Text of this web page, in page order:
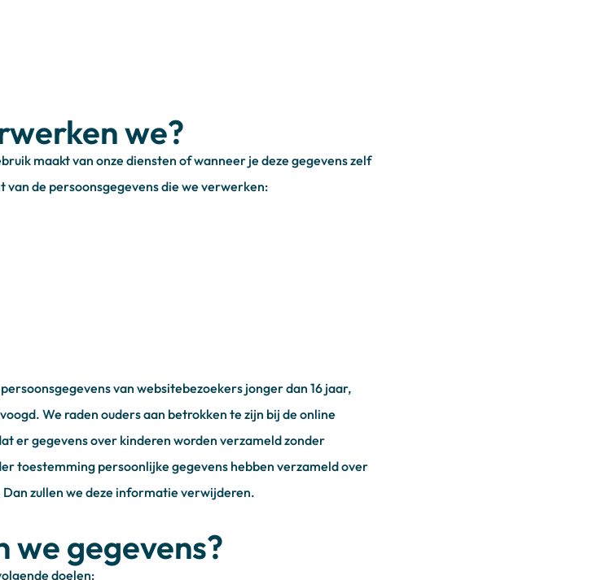
we?
maakt van onze diensten of wanneer je deze gegevens zelf
de persoonsgegevens die we verwerken:
van websitebezoekers jonger dan 16 jaar,
We raden ouders aan betrokken te zijn bij de online
er gegevens over kinderen worden verzameld zonder
toestemming persoonlijke gegevens hebben verzameld over
zullen we deze informatie verwijderen.
gegevens?
doelen: